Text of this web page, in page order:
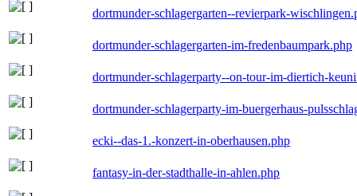
dortmunder-schlagergarten--revierpark-
dortmunder-schlagergarten-im-fredenbaumpark.php
dortmunder-schlagerparty--on-tour-im-diertich-
dortmunder-schlagerparty-im-buergerhaus-
ecki--das-1.-konzert-in-oberhausen.php
fantasy-in-der-stadthalle-in-ahlen.php